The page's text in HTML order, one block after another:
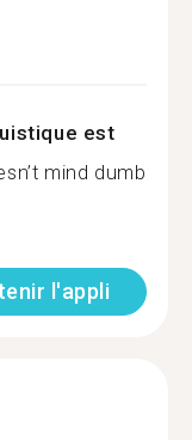
est
mind dumb
l'appli